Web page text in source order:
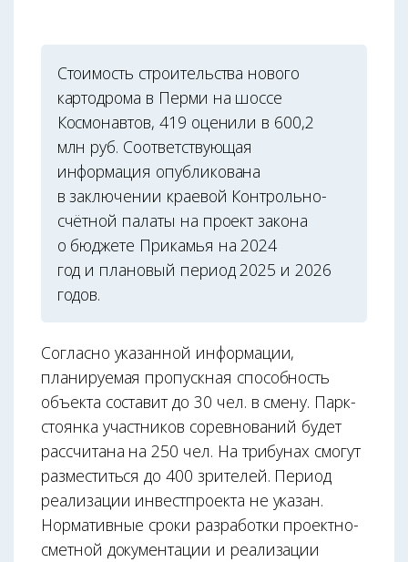
Стоимость строительства нового
картодрома в Перми на шоссе
Космонавтов, 419 оценили в 600,2
млн руб. Соответствующая
информация опубликована
в заключении краевой Контрольно-
счётной палаты на проект закона
о бюджете Прикамья на 2024
год и плановый период 2025 и 2026
годов.
Согласно указанной информации,
планируемая пропускная способность
объекта составит до 30 чел. в смену. Парк-
стоянка участников соревнований будет
рассчитана на 250 чел. На трибунах смогут
разместиться до 400 зрителей. Период
реализации инвестпроекта не указан.
Нормативные сроки разработки проектно-
сметной документации и реализации